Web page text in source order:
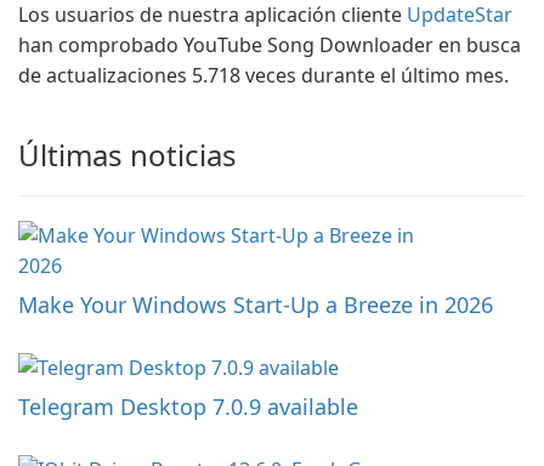
Los usuarios de nuestra aplicación cliente UpdateStar
han comprobado YouTube Song Downloader en busca
de actualizaciones 5.718 veces durante el último mes.
Últimas noticias
Make Your Windows Start-Up a Breeze in 2026
Telegram Desktop 7.0.9 available